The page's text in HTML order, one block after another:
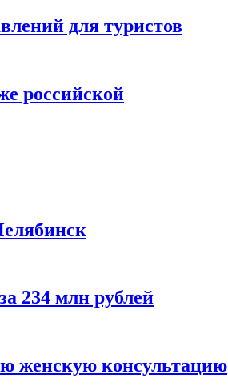
для туристов
российской
234 млн рублей
женскую консультацию